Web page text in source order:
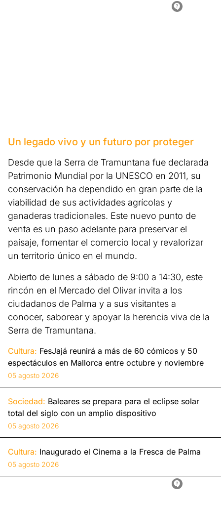
Un legado vivo y un futuro por proteger
Desde que la Serra de Tramuntana fue declarada
Patrimonio Mundial por la UNESCO en 2011, su
conservación ha dependido en gran parte de la
viabilidad de sus actividades agrícolas y
ganaderas tradicionales. Este nuevo punto de
venta es un paso adelante para preservar el
paisaje, fomentar el comercio local y revalorizar
un territorio único en el mundo.
Abierto de lunes a sábado de 9:00 a 14:30, este
rincón en el Mercado del Olivar invita a los
ciudadanos de Palma y a sus visitantes a
conocer, saborear y apoyar la herencia viva de la
Serra de Tramuntana.
Cultura: FesJajá reunirá a más de 60 cómicos y 50
espectáculos en Mallorca entre octubre y noviembre
05 agosto 2026
Sociedad: Baleares se prepara para el eclipse solar
total del siglo con un amplio dispositivo
05 agosto 2026
Cultura: Inaugurado el Cinema a la Fresca de Palma
05 agosto 2026